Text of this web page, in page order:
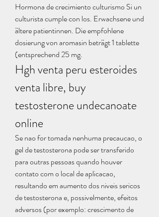
Hormona de crecimiento culturismo Si un
culturista cumple con los. Erwachsene und
ältere patientinnen. Die empfohlene
dosierung von aromasin beträgt 1 tablette
(entsprechend 25 mg.
Hgh venta peru esteroides
venta libre, buy
testosterone undecanoate
online
Se nao for tomada nenhuma precaucao, o
gel de testosterona pode ser transferido
para outras pessoas quando houver
contato com o local de aplicacao,
resultando em aumento dos niveis sericos
de testosterona e, possivelmente, efeitos
adversos (por exemplo: crescimento de